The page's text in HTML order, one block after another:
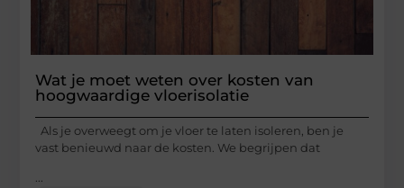
Wat je moet weten over kosten van
hoogwaardige vloerisolatie
Als je overweegt om je vloer te laten isoleren, ben je
vast benieuwd naar de kosten. We begrijpen dat
...